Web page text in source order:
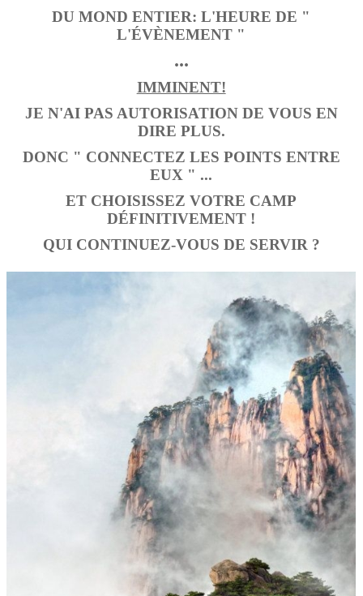
DU MOND ENTIER: L'HEURE DE "
L'ÉVÈNEMENT "
...
IMMINENT!
JE N'AI PAS AUTORISATION DE VOUS EN
DIRE PLUS.
DONC " CONNECTEZ LES POINTS ENTRE
EUX " ...
ET CHOISISSEZ VOTRE CAMP
DÉFINITIVEMENT !
QUI CONTINUEZ-VOUS DE SERVIR ?